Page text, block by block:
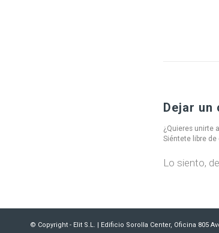
Dejar un
¿Quieres unirte
Siéntete libre de
Lo siento,
© Copyright - Elit S.L. | Edificio Sorolla Center, Oficina 805